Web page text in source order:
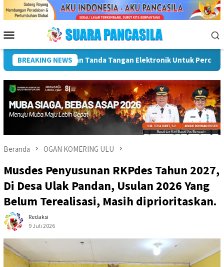
Menu
Mobile
BREAKING NEWS
Dorong UMKM Naik Kelas, Ratu Dewa Tekankan
Beranda OGAN KOMERING ULU
Musdes Penyusunan RKPdes Tahun 2027,
Di Desa Ulak Pandan, Usulan 2026 Yang
Belum Terealisasi, Masih diprioritaskan.
Redaksi
9 Juli 2026